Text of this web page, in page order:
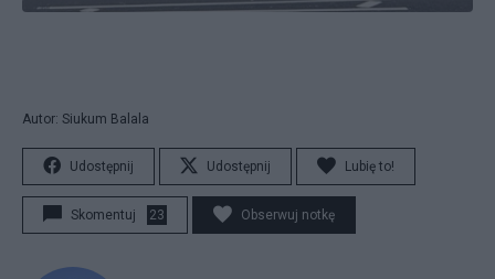
Autor: Siukum Balala
Udostępnij Udostępnij Lubię to!
Skomentuj 23 Obserwuj notkę